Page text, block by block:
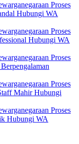
Proses
Hubungi WA
Proses
Hubungi WA
Proses
Proses
Mahir Hubungi
Proses
Hubungi WA